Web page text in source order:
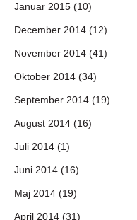
Januar 2015 (10)
December 2014 (12)
November 2014 (41)
Oktober 2014 (34)
September 2014 (19)
August 2014 (16)
Juli 2014 (1)
Juni 2014 (16)
Maj 2014 (19)
April 2014 (31)